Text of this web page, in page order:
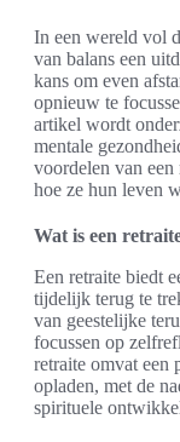
In een wereld vol
van balans een
kans om even
opnieuw te
artikel wordt
mentale
voordelen van
hoe ze hun leven
Wat is een
Een retraite biedt
tijdelijk terug te
van geestelijke
focussen op
retraite omvat een
opladen, met de
spirituele